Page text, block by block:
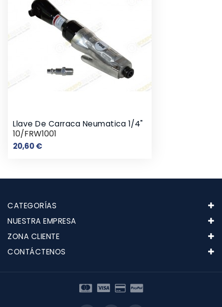
Llave De Carraca Neumatica 1/4"
10/FRW1001
20,60 €Precio
CATEGORÍAS
NUESTRA EMPRESA
ZONA CLIENTE
CONTÁCTENOS